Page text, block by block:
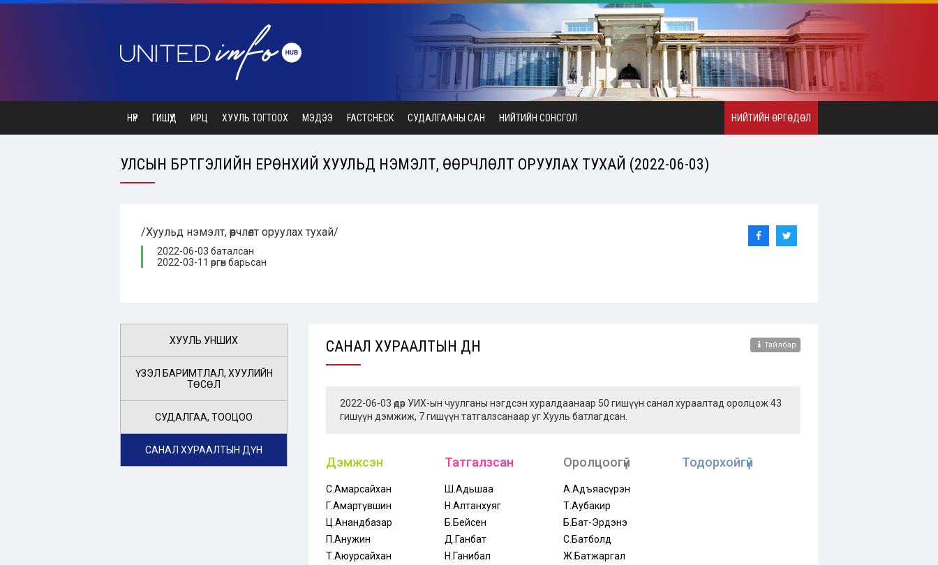
НҮҮР ГИШҮҮД ИРЦ ХУУЛЬ ТОГТООХ МЭДЭЭ FACTCHECK СУДАЛГААНЫ САН НИЙТИЙН СОНСГОЛ НИЙТИЙН ӨРГӨДӨЛ
УЛСЫН БҮРТГЭЛИЙН ЕРӨНХИЙ ХУУЛЬД НЭМЭЛТ, ӨӨРЧЛӨЛТ ОРУУЛАХ ТУХАЙ (2022-06-03)
/Хуульд нэмэлт, өөрчлөлт оруулах тухай/
2022-06-03 баталсан
2022-03-11 өргөн барьсан
ХУУЛЬ УНШИХ
ҮЗЭЛ БАРИМТЛАЛ, ХУУЛИЙН
ТӨСӨЛ
СУДАЛГАА, ТООЦОО
САНАЛ ХУРААЛТЫН ДҮН
САНАЛ ХУРААЛТЫН ДҮН Тайлбар
2022-06-03 өдөр УИХ-ын чуулганы нэгдсэн хуралдаанаар 50 гишүүн санал хураалтад оролцож 43
гишүүн дэмжиж, 7 гишүүн татгалзсанаар уг Хууль батлагдсан.
Дэмжсэн
С.Амарсайхан
Г.Амартүвшин
Ц.Анандбазар
П.Анужин
Т.Аюурсайхан
Татгалзсан
Ш.Адьшаа
Н.Алтанхуяг
Б.Бейсен
Д.Ганбат
Н.Ганибал
Оролцоогүй
А.Адъяасүрэн
Т.Аубакир
Б.Бат-Эрдэнэ
С.Батболд
Ж.Батжаргал
Тодорхойгүй